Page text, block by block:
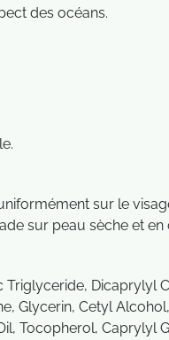
des océans.
sur le
sur peau sèche et
Dicaprylyl
Glycerin, Cetyl
Tocopherol,